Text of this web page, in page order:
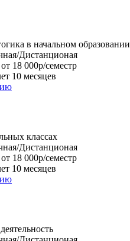
в начальном образовании
Дистанционая
18 000р/семестр
10 месяцев
классах
Дистанционая
18 000р/семестр
10 месяцев